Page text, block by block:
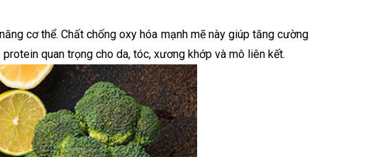
cơ thể. Chất chống oxy hóa mạnh mẽ này giúp tăng cường
quan trọng cho da, tóc, xương khớp và mô liên kết.